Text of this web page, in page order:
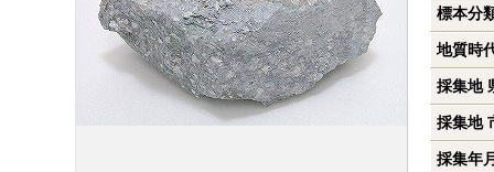
標本分
地質時
採集地
採集地
採集年